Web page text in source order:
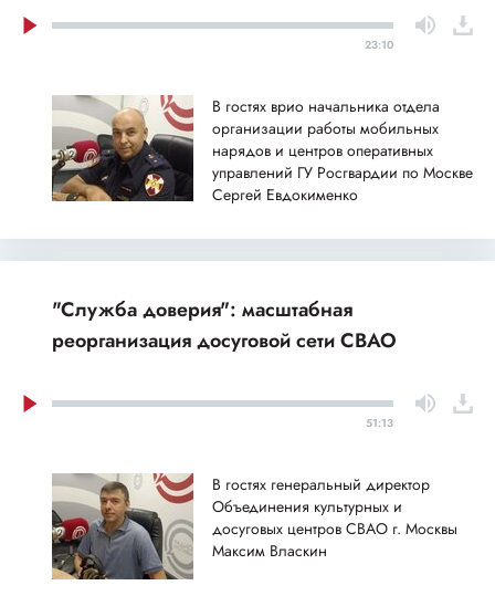
23:10
В гостях врио начальника отдела
организации работы мобильных
нарядов и центров оперативных
управлений ГУ Росгвардии по Москве
Сергей Евдокименко
"Служба доверия": масштабная
реорганизация досуговой сети СВАО
51:13
В гостях генеральный директор
Объединения культурных и
досуговых центров СВАО г. Москвы
Максим Власкин